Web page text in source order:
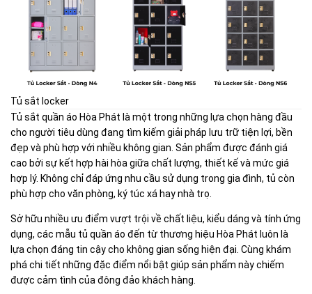
Tủ sắt locker
Tủ sắt quần áo Hòa Phát là một trong những lựa chọn hàng đầu
cho người tiêu dùng đang tìm kiếm giải pháp lưu trữ tiện lợi, bền
đẹp và phù hợp với nhiều không gian. Sản phẩm được đánh giá
cao bởi sự kết hợp hài hòa giữa chất lượng, thiết kế và mức giá
hợp lý. Không chỉ đáp ứng nhu cầu sử dụng trong gia đình, tủ còn
phù hợp cho văn phòng, ký túc xá hay nhà trọ.
Sở hữu nhiều ưu điểm vượt trội về chất liệu, kiểu dáng và tính ứng
dụng, các mẫu tủ quần áo đến từ thương hiệu Hòa Phát luôn là
lựa chọn đáng tin cậy cho không gian sống hiện đại. Cùng khám
phá chi tiết những đặc điểm nổi bật giúp sản phẩm này chiếm
được cảm tình của đông đảo khách hàng.